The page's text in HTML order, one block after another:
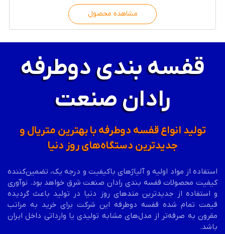
مشاهده محصول
قفسه بندی دوطرفه
رادان صنعت
تولید انواع قفسه دوطرفه با بهترین متریال و
جدیدترین دستگاه‌های روز دنیا
استفاده از مواد اولیه و آلیاژهای باکیفیت و درجه یک، تضمین‌کننده
کیفیت محصولات قفسه بندی رادان صنعت شرق خواهد بود. نوآوری
و استفاده از جدیدترین متدهای روز دنیا در تولید باعث گردیده
قیمت تمام شده قفسه دوطرفه این شرکت برای خرید به مراتب
مقرون به صرفه‌تر از مدل‌های مشابه تولیدی یا وارداتی داخل ایران
باشد.